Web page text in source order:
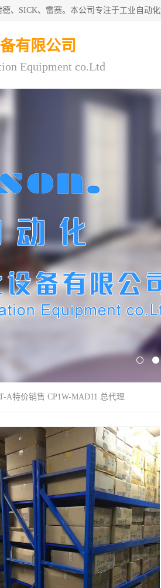
、SICK、雷赛。本公司专注于工业自动
有限公司
Equipment co.Ltd
A特价销售 CP1W-MAD11 总代理